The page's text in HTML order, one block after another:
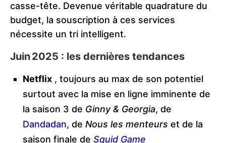
casse-tête. Devenue véritable quadrature du
budget, la souscription à ces services
nécessite un tri intelligent.
Juin 2025 : les dernières tendances
Netflix , toujours au max de son potentiel
surtout avec la mise en ligne imminente de
la saison 3 de Ginny & Georgia, de
Dandadan, de Nous les menteurs et de la
saison finale de Squid Game